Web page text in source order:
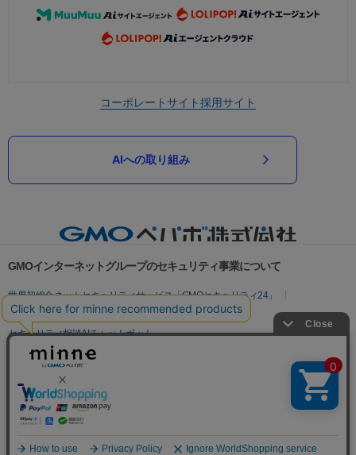
コーポレートサイト採用サイト
AIへの取り組み
GMOインターネットグループのセキュリティ事業について
世界初総合ネットセキュリティサービス「GMOセキュリティ24」
パスワード漏洩診断
Webサイトリスク診断
セキュリティ相談AIチャットボット
実在証明・盗聴対策
サイバー攻撃対策（GMO Flatt Security）
セキュリティ事業の軌跡